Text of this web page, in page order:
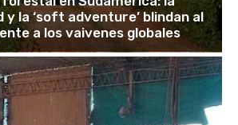
y la ‘soft adventure’ blindan al
a los vaivenes globales